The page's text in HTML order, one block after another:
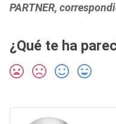
PARTNER,
¿Qué te ha